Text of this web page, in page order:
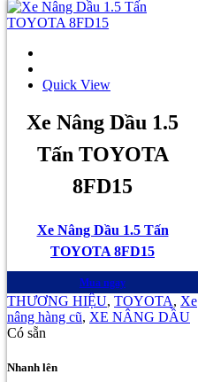
Quick View
Xe Nâng Dầu 1.5
Tấn TOYOTA
8FD15
Xe Nâng Dầu 1.5 Tấn
TOYOTA 8FD15
Mua ngay
THƯƠNG HIỆU, TOYOTA, Xe
nâng hàng cũ, XE NÂNG DẦU
Có sẵn
Nhanh lên